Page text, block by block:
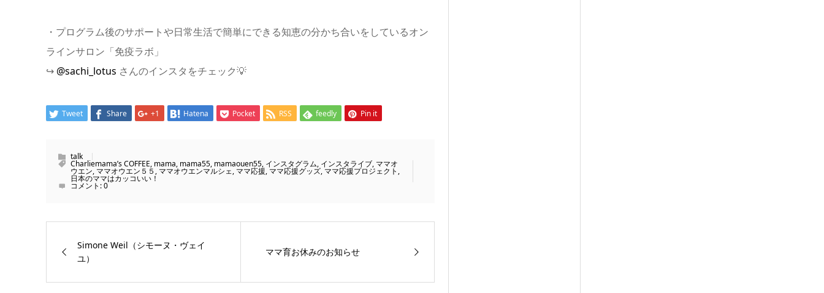
・プログラム後のサポートや日常生活で簡単にできる知恵の分かち合いをしているオン
ラインサロン「免疫ラボ」
↪️ @sachi_lotus さんのインスタをチェック💡
Tweet Share +1 Hatena Pocket RSS feedly Pin it
talk
Charliemama’s COFFEE, mama, mama55, mamaouen55, インスタグラム, インスタライブ, ママオ
ウエン, ママオウエン５５ , ママオウエンマルシェ, ママ応援,ママ応援グッズ,ママ応援プロジェクト ,
日本のママはカッコいい！
コメント:0
Simone Weil（シモーヌ・ヴェイ
ユ）
ママ育お休みのお知らせ